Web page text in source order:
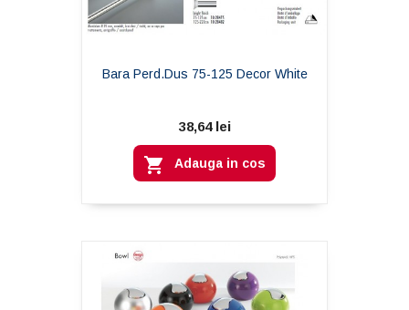
Bara Perd.dus 75-125 Decor White
38,64 lei
 Adauga in cos